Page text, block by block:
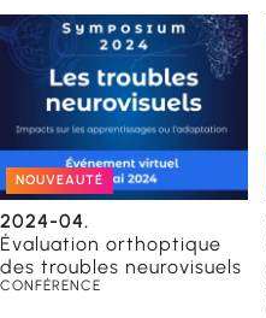
NOUVEAUTÉ
2024-04.
Évaluation orthoptique
des troubles neurovisuels
CONFÉRENCE